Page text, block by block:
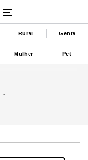
Rural Gente
Mulher Pet